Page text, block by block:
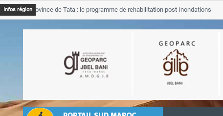
Infos région
Province de Tata : le programme de rehabilitation post-inondations